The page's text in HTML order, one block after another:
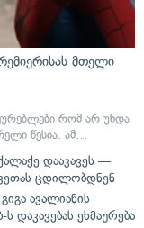
მთელი
რომ არ უნდა
წესია. ამ…
დააკავეს —
ცდილობდნენ
ავალიანის
დაკავებას ეხმაურება